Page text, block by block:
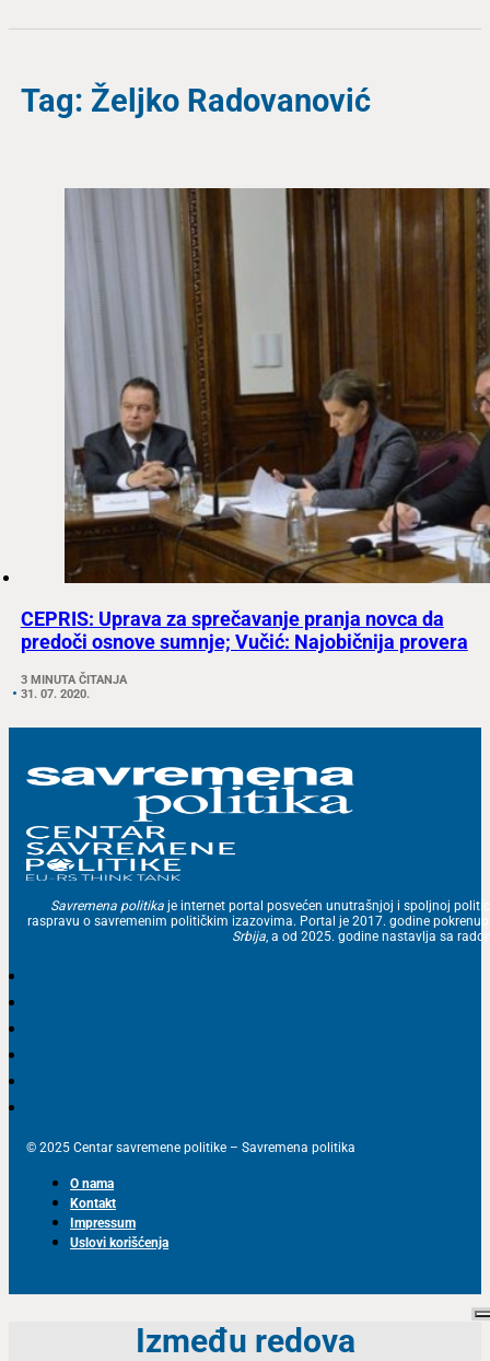
Tag: Željko Radovanović
CEPRIS: Uprava za sprečavanje pranja novca da
predoči osnove sumnje; Vučić: Najobičnija provera
3 MINUTA ČITANJA
31. 07. 2020.
Savremena politika je internet portal posvećen unutrašnjoj i spoljnoj
raspravu o savremenim političkim izazovima. Portal je 2017. godine
Srbija, a od 2025. godine nastavlja sa
© 2025 Centar savremene politike – Savremena politika
O nama
Kontakt
Impressum
Uslovi korišćenja
Između redova